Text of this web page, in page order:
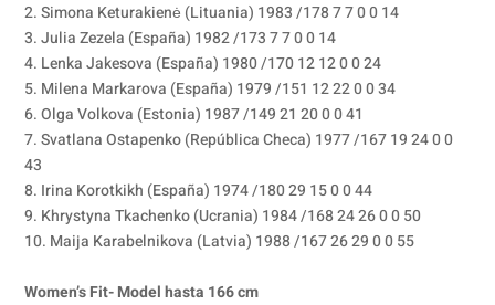
2. Simona Keturakienė (Lituania) 1983 /178 7 7 0 0 14
3. Julia Zezela (España) 1982 /173 7 7 0 0 14
4. Lenka Jakesova (España) 1980 /170 12 12 0 0 24
5. Milena Markarova (España) 1979 /151 12 22 0 0 34
6. Olga Volkova (Estonia) 1987 /149 21 20 0 0 41
7. Svatlana Ostapenko (República Checa) 1977 /167 19 24 0 0
43
8. Irina Korotkikh (España) 1974 /180 29 15 0 0 44
9. Khrystyna Tkachenko (Ucrania) 1984 /168 24 26 0 0 50
10. Maija Karabelnikova (Latvia) 1988 /167 26 29 0 0 55
Women’s Fit- Model hasta 166 cm